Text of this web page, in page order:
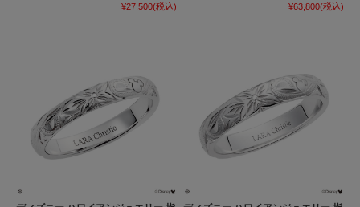
¥27,500(税込) ¥63,800(税込)